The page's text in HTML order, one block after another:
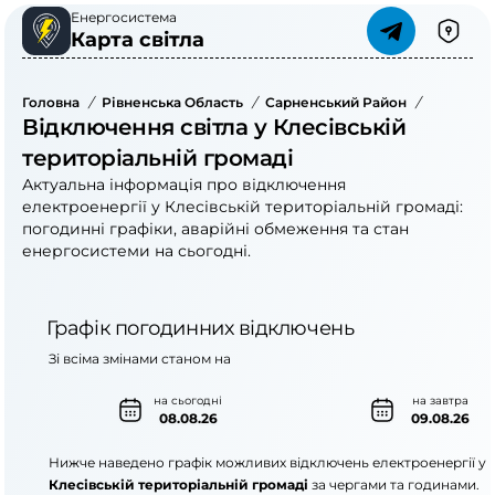
Енергосистема
Карта світла
Головна / Рівненська Область / Сарненський Район /
Відключення світла у Клесівській
територіальній громаді
Актуальна інформація про відключення
електроенергії у Клесівській територіальній громаді:
погодинні графіки, аварійні обмеження та стан
енергосистеми на сьогодні.
Графік погодинних відключень
на сьогодні
08.08.26
на завтра
09.08.26
Зі всіма змінами станом на
Нижче наведено графік можливих відключень електроенергії у
Клесівській територіальній громаді за чергами та годинами.